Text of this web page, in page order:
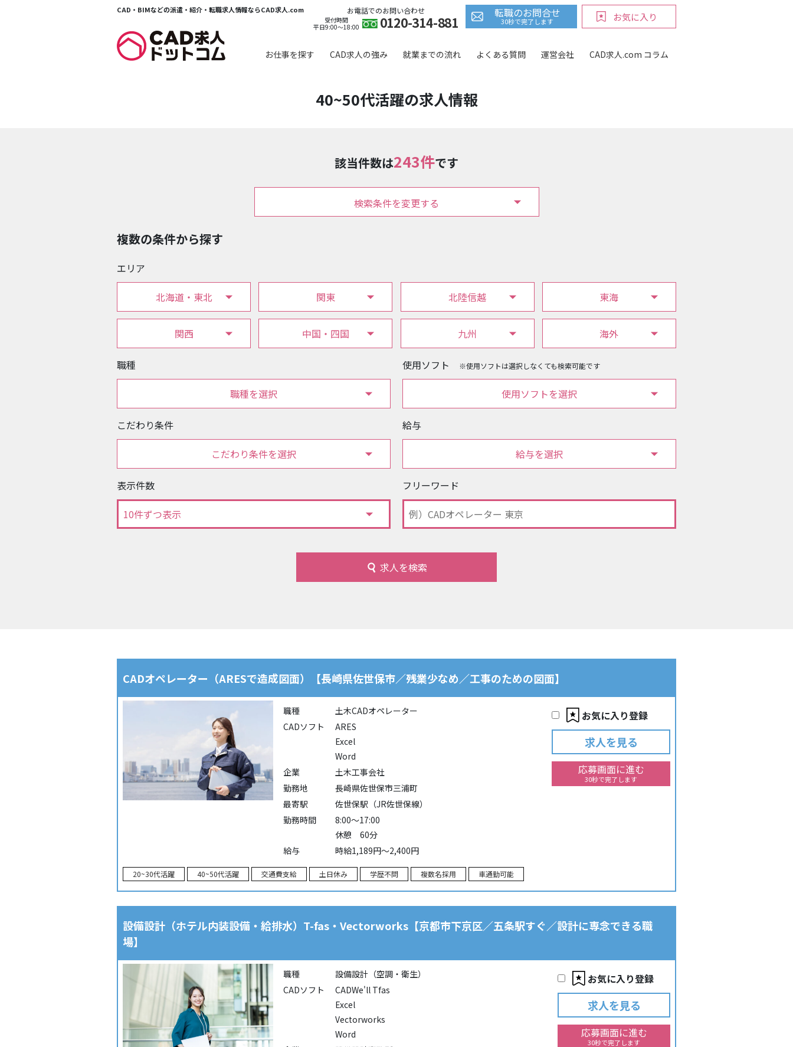
CAD・BIMなどの派遣・紹介・転職求人情報ならCAD求人.com お電話でのお問い合わせ
受付時間
平日9:00〜18:00
0120-314-881
転職のお問合せ
30秒で完了します お気に入り
お仕事を探す CAD求人の強み 就業までの流れ よくある質問 運営会社 CAD求人.com コラム
40~50代活躍の求人情報
該当件数は243件です
検索条件を変更する
複数の条件から探す
エリア
北海道・東北 関東 北陸信越 東海
関西 中国・四国 九州 海外
職種
職種を選択
使用ソフト ※使用ソフトは選択しなくても検索可能です
使用ソフトを選択
こだわり条件
こだわり条件を選択
給与
給与を選択
表示件数 フリーワード
求人を検索
CADオペレーター（ARESで造成図面）【長崎県佐世保市／残業少なめ／工事のための図面】
職種
土木CADオペレーター
CADソフト
ARES
Excel
Word
企業
土木工事会社
勤務地
長崎県佐世保市三浦町
最寄駅
佐世保駅（JR佐世保線）
勤務時間
8:00～17:00
休憩 60分
給与
時給1,189円～2,400円
20~30代活躍 40~50代活躍 交通費支給 土日休み 学歴不問 複数名採用 車通勤可能
お気に入り登録
求人を見る
応募画面に進む
30秒で完了します
設備設計（ホテル内装設備・給排水）T-fas・Vectorworks【京都市下京区／五条駅すぐ／設計に専念できる職
場】
職種
設備設計（空調・衛生）
CADソフト
CADWe'll Tfas
Excel
Vectorworks
Word
お気に入り登録
求人を見る
応募画面に進む
30秒で完了します